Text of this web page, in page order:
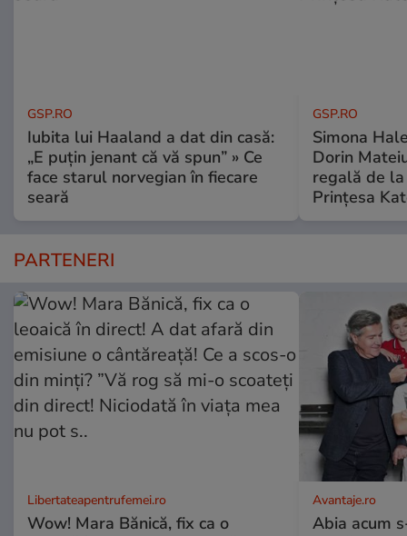
GSP.RO
Iubita lui Haaland a dat din casă:
„E puțin jenant că vă spun” » Ce
face starul norvegian în fiecare
seară
GSP.RO
Simona
Dorin
regală de
Prințesa
PARTENERI
Libertateapentrufemei.ro
Wow! Mara Bănică, fix ca o
Avantaje.ro
Abia acum